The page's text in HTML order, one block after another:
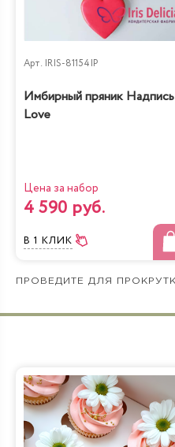
Йогуртовый с
Чизкейк
Арт. IRIS-81154IP
Имбирный пряник Надпись
Love
Цена за набор
4 590 руб.
В 1 КЛИК